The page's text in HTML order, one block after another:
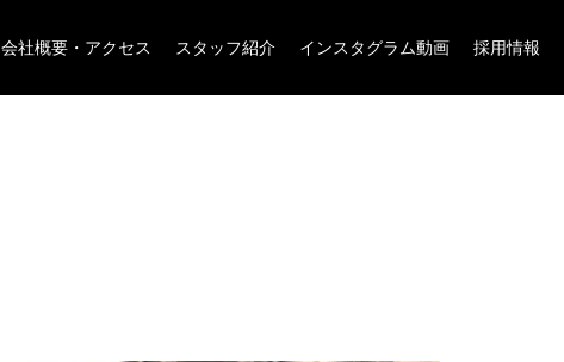
会社概要・アクセス スタッフ紹介 インスタグラム動画 採用情報